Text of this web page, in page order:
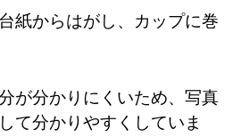
紙からはがし、カップに巻
が分かりにくいため、写真
て分かりやすくしていま